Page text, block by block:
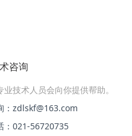
( 195 )mm
( 199 )mm
( 200 )mm
咨询
业技术人员会向你提供帮助。
：zdlskf@163.com
：021-56720735